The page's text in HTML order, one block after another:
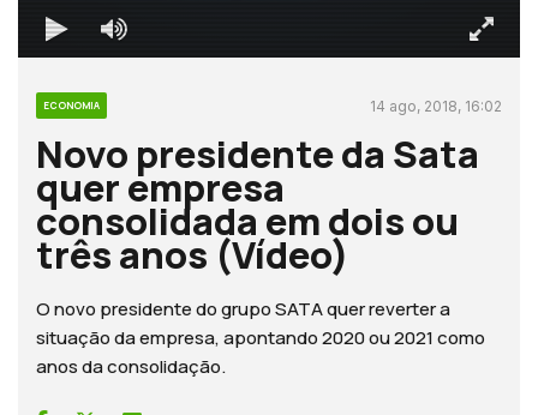
ECONOMIA 14 ago, 2018, 16:02
Novo presidente da Sata
quer empresa
consolidada em dois ou
três anos (Vídeo)
O novo presidente do grupo SATA quer reverter a
situação da empresa, apontando 2020 ou 2021 como
anos da consolidação.